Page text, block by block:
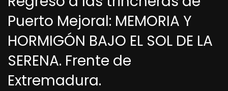
Puerto Mejoral: MEMORIA Y
HORMIGÓN BAJO EL SOL DE LA
SERENA. Frente de
Extremadura.